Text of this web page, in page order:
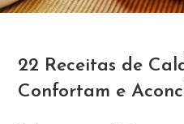
22 Receitas de
Confortam e